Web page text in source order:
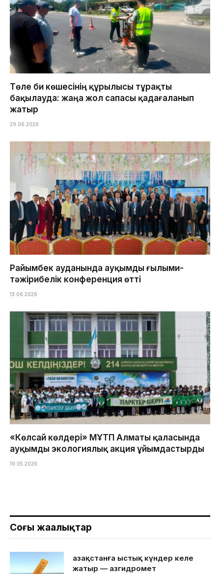
Төле би көшесінің құрылысы тұрақты
бақылауда: жаңа жол сапасы қадағаланып
жатыр
29.06.2026
Райымбек ауданында ауқымды ғылыми-
тәжірибелік конференция өтті
13.06.2026
«Көлсай көлдері» МҰТП Алматы қаласында
ауқымды экологиялық акция ұйымдастырды
19.05.2026
Соңғы жаңалықтар
Қазақстанға ыстық күндер келе
жатыр — Қазгидромет